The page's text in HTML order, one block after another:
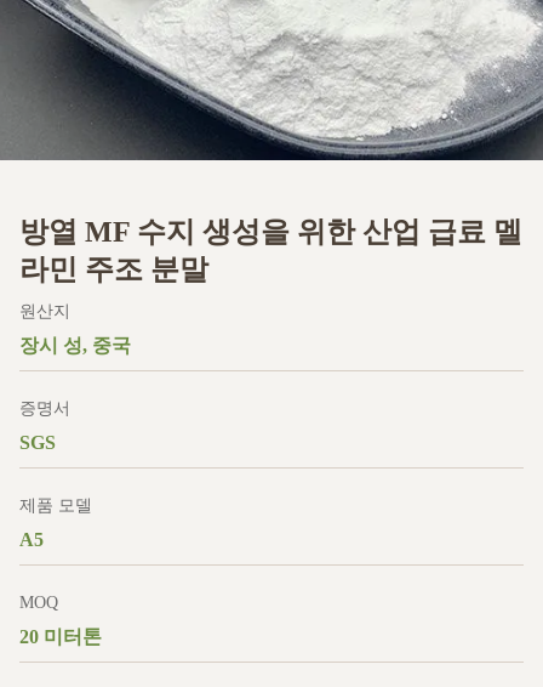
방열 MF 수지 생성을 위한 산업 급료 멜
라민 주조 분말
원산지
장시 성, 중국
증명서
SGS
제품 모델
A5
MOQ
20 미터톤